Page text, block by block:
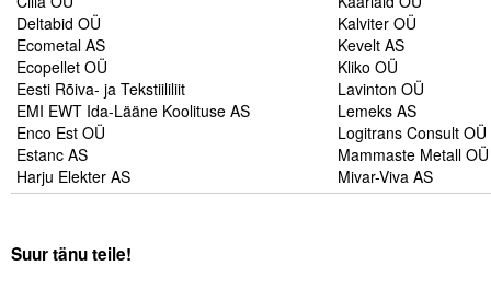
Kontakt
Liitu meililistiga
Oskusteave
Incoterms® 2020
Deltabid OÜ
Ecometal AS
Ecopellet OÜ
Eesti Rõiva- ja Tekstiililiit
EMI EWT Ida-Lääne Koolituse AS
Enco Est OÜ
Estanc AS
Harju Elekter AS
Kalviter OÜ
Kevelt AS
Kliko OÜ
Lavinton OÜ
Lemeks AS
Logitrans Consult OÜ
Mammaste Metall OÜ
Mivar-Viva AS
Suur tänu teile!